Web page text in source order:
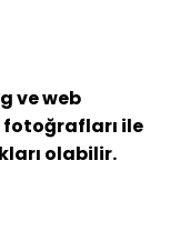
ve web
ile
olabilir.